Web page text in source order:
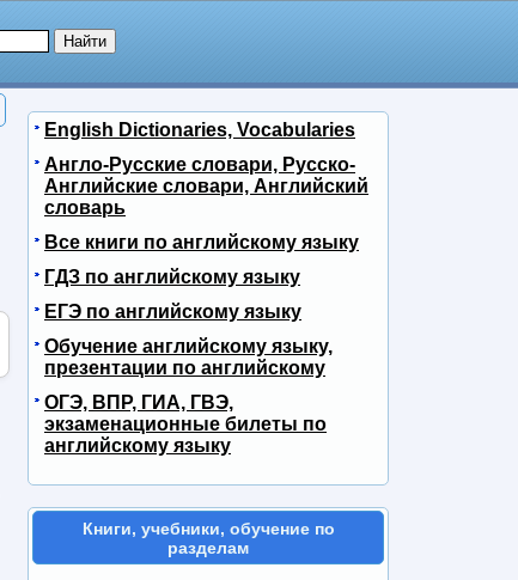
English Dictionaries, Vocabularies
Англо-Русские словари, Русско-
Английские словари, Английский
словарь
Все книги по английскому языку
ГДЗ по английскому языку
ЕГЭ по английскому языку
Обучение английскому языку,
презентации по английскому
ОГЭ, ВПР, ГИА, ГВЭ,
экзаменационные билеты по
английскому языку
Книги, учебники, обучение по
разделам